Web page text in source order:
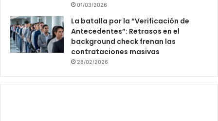
01/03/2026
La batalla por la “Verificación de
Antecedentes”: Retrasos en el
background check frenan las
contrataciones masivas
28/02/2026